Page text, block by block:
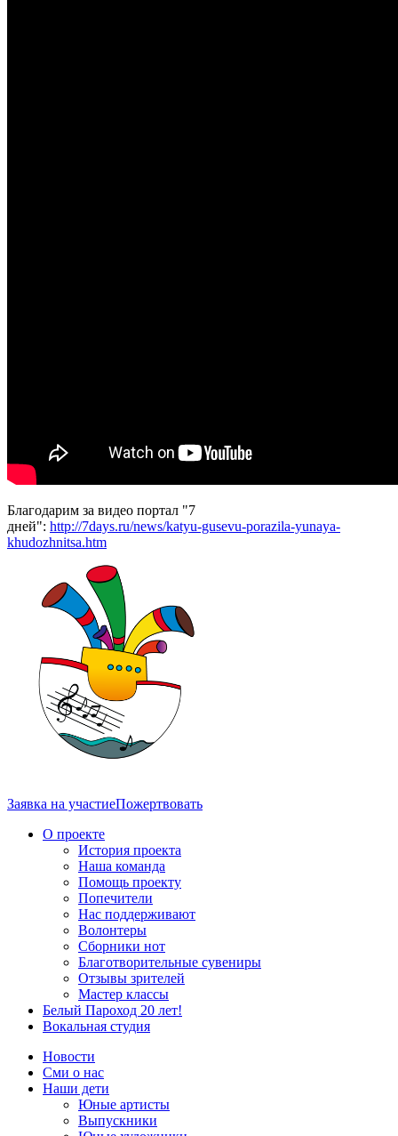
Благодарим за видео портал "7
дней": http://7days.ru/news/katyu-gusevu-porazila-yunaya-
khudozhnitsa.htm
Заявка на участиеПожертвовать
О проекте
История проекта
Наша команда
Помощь проекту
Попечители
Нас поддерживают
Волонтеры
Сборники нот
Благотворительные сувениры
Отзывы зрителей
Мастер классы
Белый Пароход 20 лет!
Вокальная студия
Новости
Сми о нас
Наши дети
Юные артисты
Выпускники